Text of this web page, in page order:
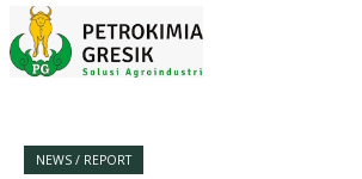
NEWS / REPORT